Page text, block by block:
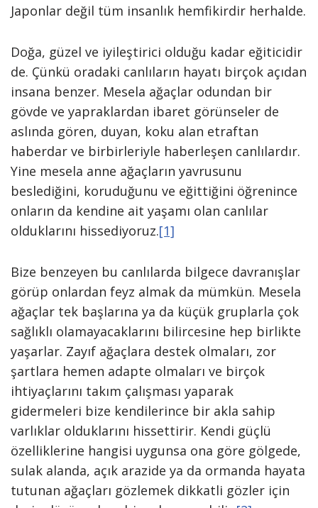
Japonlar değil tüm insanlık hemfikirdir herhalde.
Doğa, güzel ve iyileştirici olduğu kadar eğiticidir
de. Çünkü oradaki canlıların hayatı birçok açıdan
insana benzer. Mesela ağaçlar odundan bir
gövde ve yapraklardan ibaret görünseler de
aslında gören, duyan, koku alan etraftan
haberdar ve birbirleriyle haberleşen canlılardır.
Yine mesela anne ağaçların yavrusunu
beslediğini, koruduğunu ve eğittiğini öğrenince
onların da kendine ait yaşamı olan canlılar
olduklarını hissediyoruz.[1]
Bize benzeyen bu canlılarda bilgece davranışlar
görüp onlardan feyz almak da mümkün. Mesela
ağaçlar tek başlarına ya da küçük gruplarla çok
sağlıklı olamayacaklarını bilircesine hep birlikte
yaşarlar. Zayıf ağaçlara destek olmaları, zor
şartlara hemen adapte olmaları ve birçok
ihtiyaçlarını takım çalışması yaparak
gidermeleri bize kendilerince bir akla sahip
varlıklar olduklarını hissettirir. Kendi güçlü
özelliklerine hangisi uygunsa ona göre gölgede,
sulak alanda, açık arazide ya da ormanda hayata
tutunan ağaçları gözlemek dikkatli gözler için